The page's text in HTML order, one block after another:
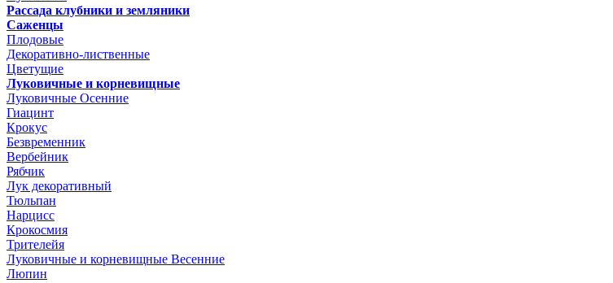
Рассада клубники и земляники
Саженцы
Плодовые
Декоративно-лиственные
Цветущие
Луковичные и корневищные
Луковичные Осенние
Гиацинт
Крокус
Безвременник
Вербейник
Рябчик
Лук декоративный
Тюльпан
Нарцисс
Крокосмия
Трителейя
Луковичные и корневищные Весенние
Люпин